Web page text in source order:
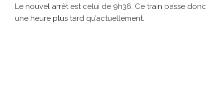
Le nouvel arrêt est celui de 9h36. Ce train passe donc
une heure plus tard qu’actuellement.